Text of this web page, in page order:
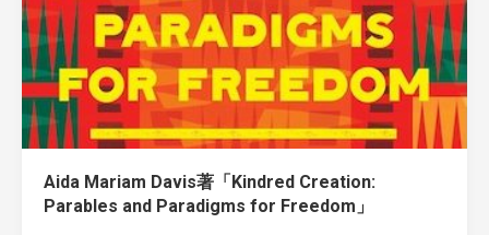
Aida Mariam Davis著「Kindred Creation:
Parables and Paradigms for Freedom」